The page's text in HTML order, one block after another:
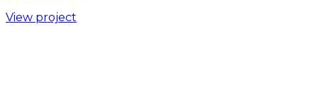
View project